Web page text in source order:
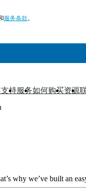
服务条款。
支持
▼ 服务
▼ 如何购买
▼ 资源
▼ ▼
why we’ve built an